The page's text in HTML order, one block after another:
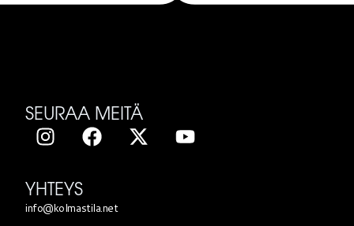
SEURAA MEITÄ
YHTEYS
info@kolmastila.net